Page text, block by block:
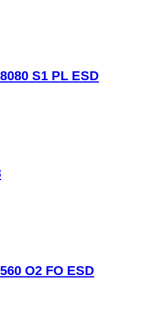
S1 PL ESD
O2 FO ESD